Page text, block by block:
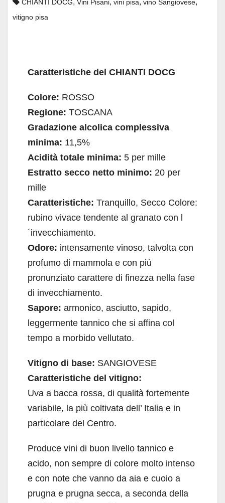
CHIANTI DOCG, Vini Pisani, vini pisa, vino Sangiovese,
vitigno pisa
Caratteristiche del CHIANTI DOCG
Colore: ROSSO
Regione: TOSCANA
Gradazione alcolica complessiva
minima: 11,5%
Acidità totale minima: 5 per mille
Estratto secco netto minimo: 20 per
mille
Caratteristiche: Tranquillo, Secco Colore:
rubino vivace tendente al granato con l
´invecchiamento.
Odore: intensamente vinoso, talvolta con
profumo di mammola e con più
pronunziato carattere di finezza nella fase
di invecchiamento.
Sapore: armonico, asciutto, sapido,
leggermente tannico che si affina col
tempo a morbido vellutato.
Vitigno di base: SANGIOVESE
Caratteristiche del vitigno:
Uva a bacca rossa, di qualità fortemente
variabile, la più coltivata dell’ Italia e in
particolare del Centro.
Produce vini di buon livello tannico e
acido, non sempre di colore molto intenso
e con note che vanno da aia e cuoio a
prugna e prugna secca, a seconda della